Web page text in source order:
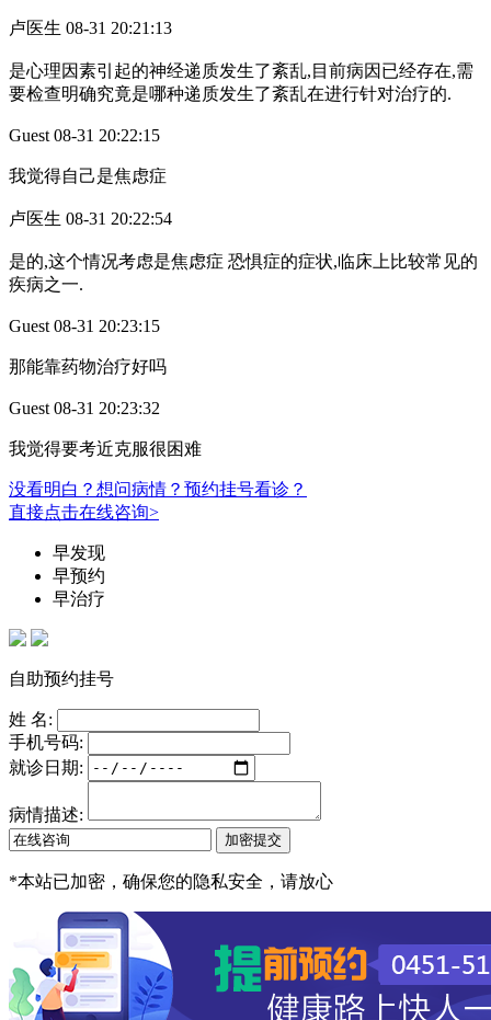
卢医生 08-31 20:21:13
是心理因素引起的神经递质发生了紊乱,目前病因已经存在,需
要检查明确究竟是哪种递质发生了紊乱在进行针对治疗的.
Guest 08-31 20:22:15
我觉得自己是焦虑症
卢医生 08-31 20:22:54
是的,这个情况考虑是焦虑症 恐惧症的症状,临床上比较常见的
疾病之一.
Guest 08-31 20:23:15
那能靠药物治疗好吗
Guest 08-31 20:23:32
我觉得要考近克服很困难
没看明白？想问病情？预约挂号看诊？
直接点击在线咨询>
早发现
早预约
早治疗
自助预约挂号
姓 名:
手机号码:
就诊日期:
病情描述:
*本站已加密，确保您的隐私安全，请放心